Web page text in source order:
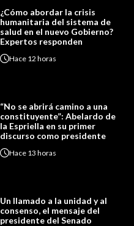
¿Cómo abordar la crisis
humanitaria del sistema de
salud en el nuevo Gobierno?
Expertos responden
Hace 12 horas
“No se abrirá camino a una
constituyente”: Abelardo de
la Espriella en su primer
discurso como presidente
Hace 13 horas
Un llamado a la unidad y al
consenso, el mensaje del
presidente del Senado